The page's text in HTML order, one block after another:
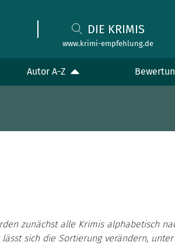
DIE KRIMIS
www.krimi-empfehlung.de
Autor A-Z
zunächst alle Krimis alphabetisch
sich die Sortierung verändern,